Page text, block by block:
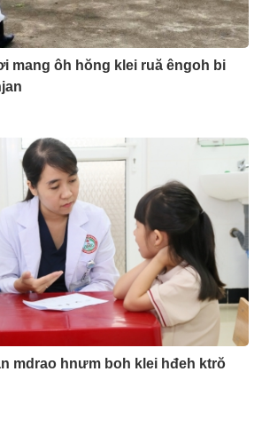
mang ôh hŏng klei ruă êngoh bi
mdrao hnưm boh klei hđeh ktrŏ